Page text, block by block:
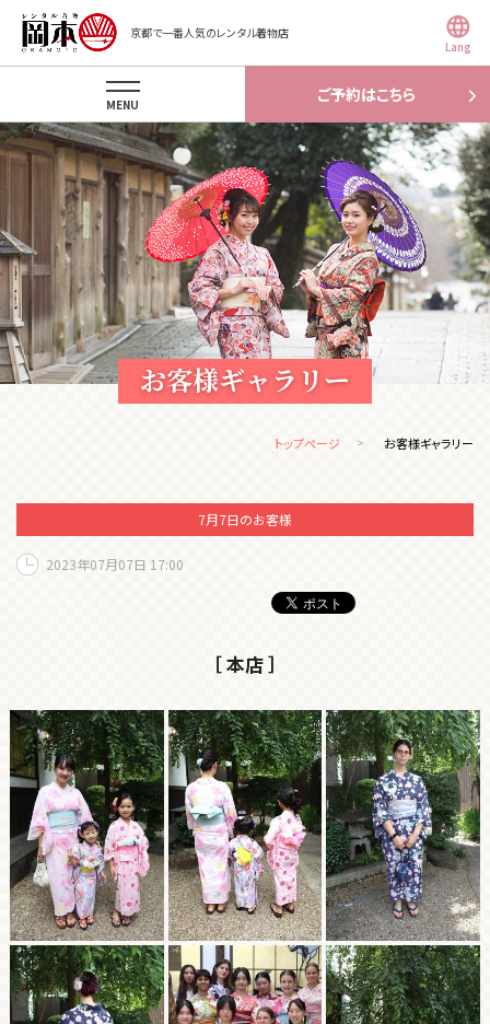
京都で一番人気のレンタル着物店
Lang
ご予約はこちら
MENU
お客様ギャラリー
トップページ お客様ギャラリー
7月7日のお客様
2023年07月07日 17:00
［ 本店 ］